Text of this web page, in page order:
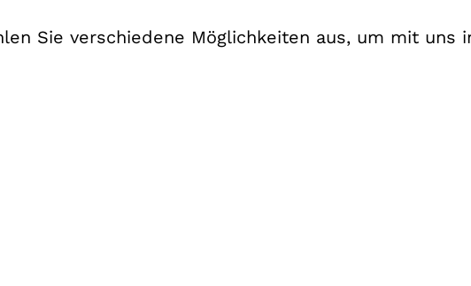
Sie verschiedene Möglichkeiten aus, um mit uns